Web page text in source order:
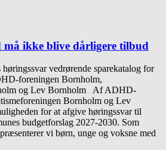
ikke blive dårligere tilbud
vedrørende sparekatalog for
foreningen Bornholm,
og Lev Bornholm Af ADHD-
Bornholm og Lev
for at afgive høringssvar til
budgetforslag 2027-2030. Som
vi børn, unge og voksne med